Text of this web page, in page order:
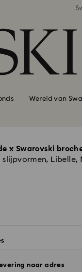
standaardverzending
Wereld van
x Swarovski
slijpvormen,
naar adres